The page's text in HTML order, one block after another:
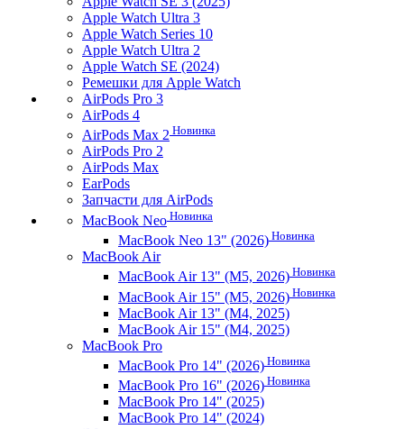
Apple Watch Ultra 3
Apple Watch Series 10
Apple Watch Ultra 2
Apple Watch SE (2024)
Ремешки для Apple Watch
AirPods Pro 3
AirPods 4
AirPods Max 2 Новинка
AirPods Pro 2
AirPods Max
EarPods
Запчасти для AirPods
MacBook Neo Новинка
MacBook Neo 13" (2026) Новинка
MacBook Air
MacBook Air 13" (M5, 2026) Новинка
MacBook Air 15" (M5, 2026) Новинка
MacBook Air 13" (M4, 2025)
MacBook Air 15" (M4, 2025)
MacBook Pro
MacBook Pro 14" (2026) Новинка
MacBook Pro 16" (2026) Новинка
MacBook Pro 14" (2025)
MacBook Pro 14" (2024)